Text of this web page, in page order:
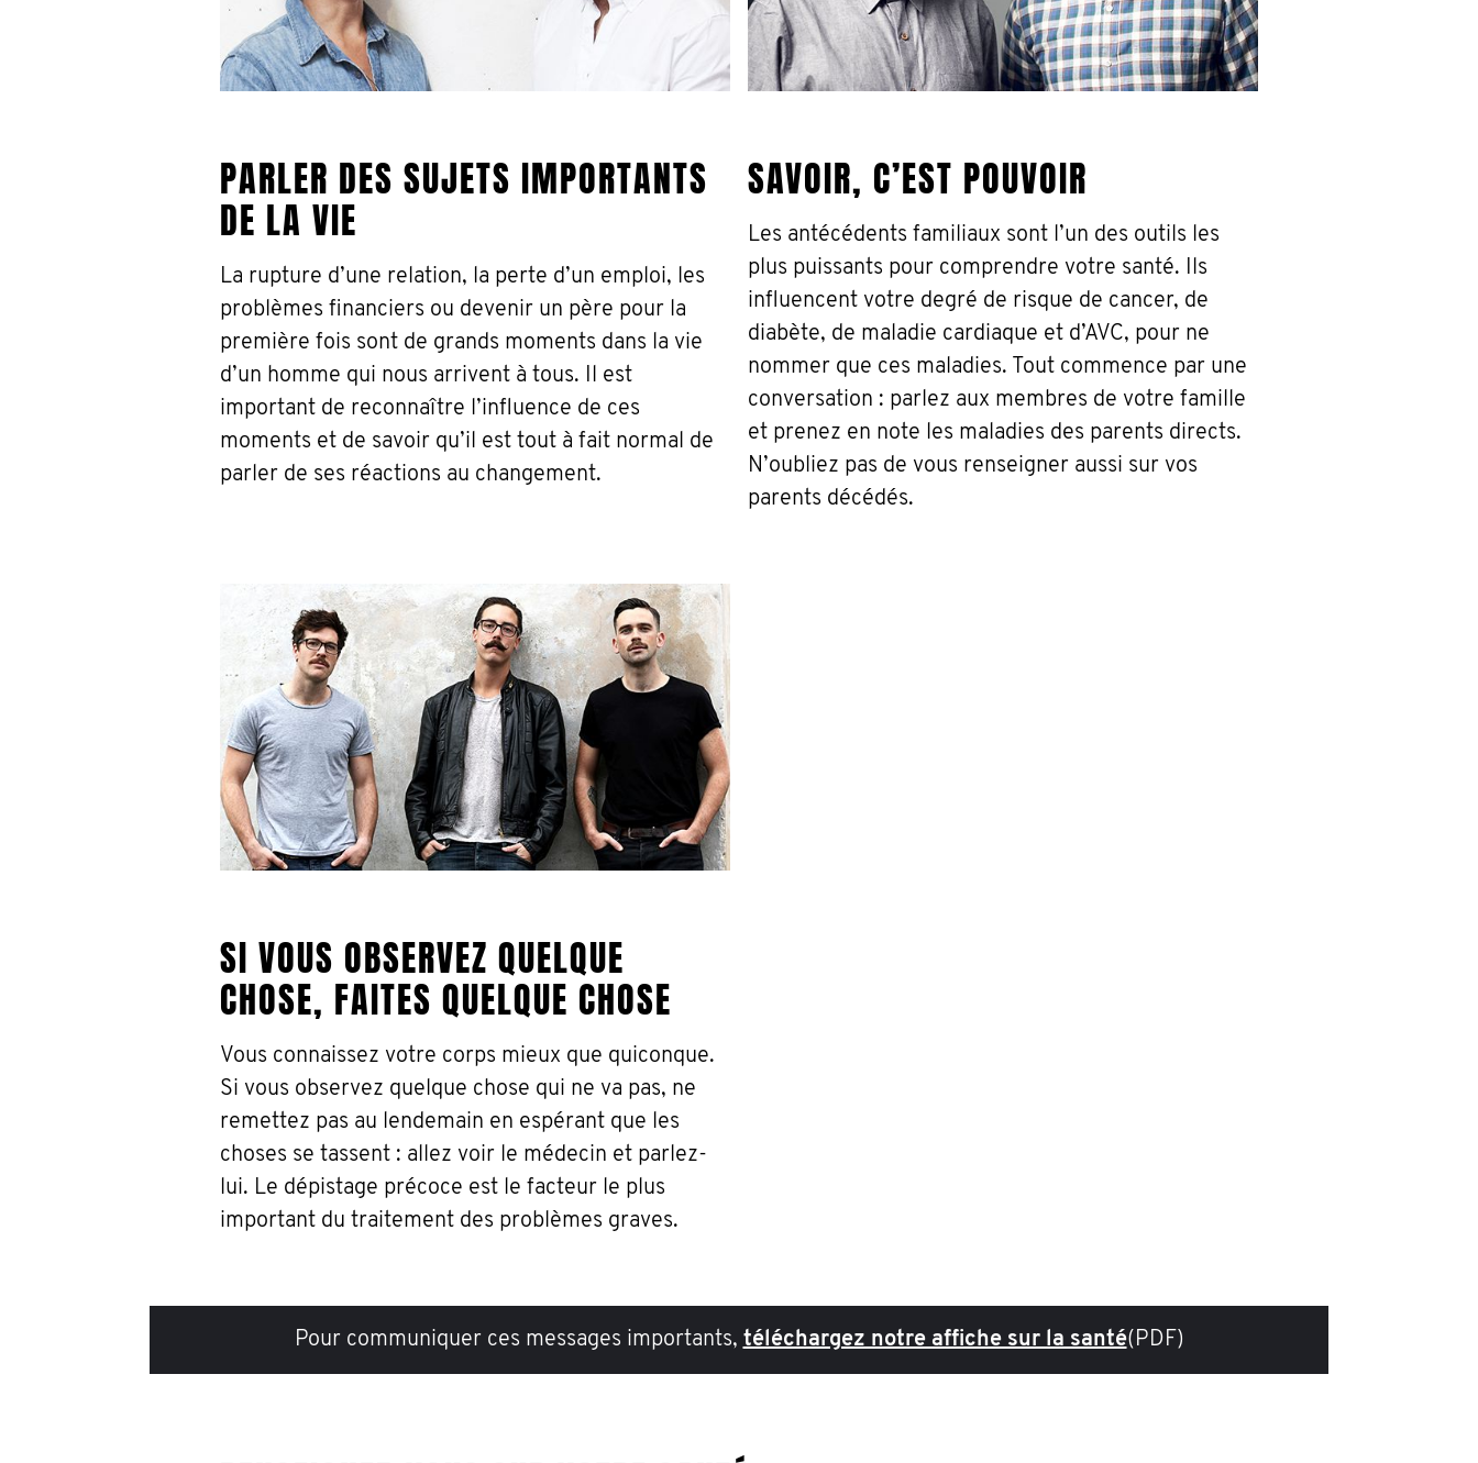
PARLER DES SUJETS IMPORTANTS
DE LA VIE
La rupture d’une relation, la perte d’un emploi, les
problèmes financiers ou devenir un père pour la
première fois sont de grands moments dans la vie
d’un homme qui nous arrivent à tous. Il est
important de reconnaître l’influence de ces
moments et de savoir qu’il est tout à fait normal de
parler de ses réactions au changement.
SAVOIR, C’EST POUVOIR
Les antécédents familiaux sont l’un des outils les
plus puissants pour comprendre votre santé. Ils
influencent votre degré de risque de cancer, de
diabète, de maladie cardiaque et d’AVC, pour ne
nommer que ces maladies. Tout commence par une
conversation : parlez aux membres de votre famille
et prenez en note les maladies des parents directs.
N’oubliez pas de vous renseigner aussi sur vos
parents décédés.
SI VOUS OBSERVEZ QUELQUE
CHOSE, FAITES QUELQUE CHOSE
Vous connaissez votre corps mieux que quiconque.
Si vous observez quelque chose qui ne va pas, ne
remettez pas au lendemain en espérant que les
choses se tassent : allez voir le médecin et parlez-
lui. Le dépistage précoce est le facteur le plus
important du traitement des problèmes graves.
Pour communiquer ces messages importants, téléchargez notre affiche sur la santé(PDF)